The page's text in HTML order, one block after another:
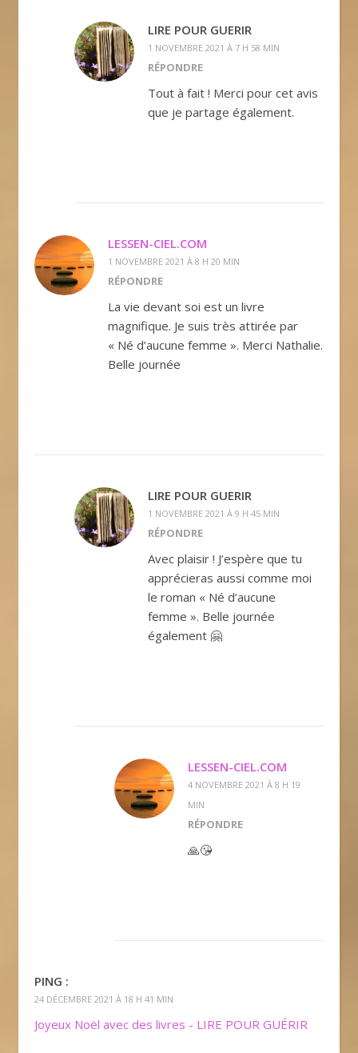
LIRE POUR GUERIR
1 NOVEMBRE 2021 À 7 H 58 MIN
RÉPONDRE
Tout à fait ! Merci pour cet avis
que je partage également.
LESSEN-CIEL.COM
1 NOVEMBRE 2021 À 8 H 20 MIN
RÉPONDRE
La vie devant soi est un livre
magnifique. Je suis très attirée par
« Né d’aucune femme ». Merci Nathalie.
Belle journée
LIRE POUR GUERIR
1 NOVEMBRE 2021 À 9 H 45 MIN
RÉPONDRE
Avec plaisir ! J’espère que tu
apprécieras aussi comme moi
le roman « Né d’aucune
femme ». Belle journée
également 🤗
LESSEN-CIEL.COM
4 NOVEMBRE 2021 À 8 H 19
MIN
RÉPONDRE
🙏😘
PING :
24 DÉCEMBRE 2021 À 18 H 41 MIN
Joyeux Noël avec des livres - LIRE POUR GUÉRIR